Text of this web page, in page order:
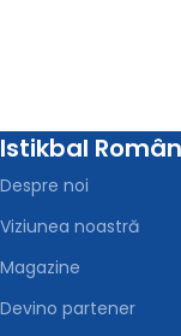
Istikbal
Despre noi
Viziunea noastră
Magazine
Devino partener